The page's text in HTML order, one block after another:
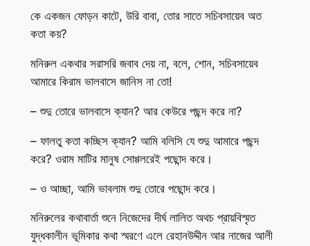
কে একজন ফোড়ন কাটে, উরি বাবা, তোর সাতে সচিবসায়েব অত
কতা কয়?
মনিরুল একথার সরাসরি জবাব দেয় না, বলে, শোন, সচিবসায়েব
আমারে কিরাম ভালবাসে জানিস না তো!
– শুদু তোরে ভালবাসে ক্যান? আর কেউরে পছন্দ করে না?
– ফালতু কতা কচ্ছিস ক্যান? আমি বলিসি যে শুদু আমারে পছন্দ
করে? ওরাম মাটির মানুষ সোগ্গলরেই পছোন্দ করে।
– ও আচ্ছা, আমি ভাবলাম শুদু তোরে পছোন্দ করে।
মনিরুলের কথাবার্তা শুনে নিজেদের দীর্ঘ লালিত অথচ প্রায়বিস্মৃত
যুদ্ধকালীন ভূমিকার কথা স্মরণে এলে রেহানউদ্দীন আর নাজের আলী